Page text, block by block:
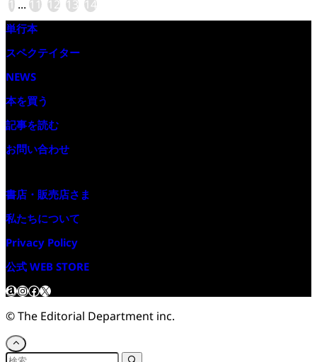
1 ... 11 12 13 14
単行本
スペクテイター
NEWS
本を買う
記事を読む
お問い合わせ
書店・販売店さま
私たちについて
Privacy Policy
公式 WEB STORE
Amazon
Instagram
Facebook
X
©The Editorial Department inc.